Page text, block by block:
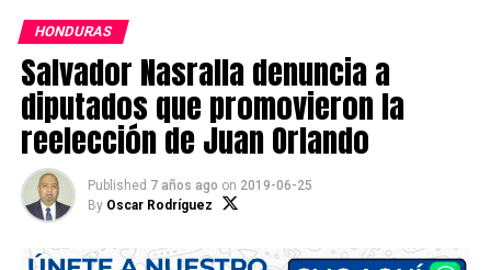
HONDURAS
Salvador Nasralla denuncia a
diputados que promovieron la
reelección de Juan Orlando
Published 7 años ago on 2019-06-25
By Oscar Rodríguez